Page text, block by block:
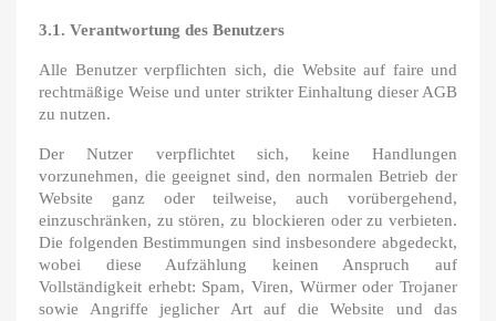
3.1. Verantwortung des Benutzers
Alle Benutzer verpflichten sich, die Website auf faire und
rechtmäßige Weise und unter strikter Einhaltung dieser AGB
zu nutzen.
Der Nutzer verpflichtet sich, keine Handlungen
vorzunehmen, die geeignet sind, den normalen Betrieb der
Website ganz oder teilweise, auch vorübergehend,
einzuschränken, zu stören, zu blockieren oder zu verbieten.
Die folgenden Bestimmungen sind insbesondere abgedeckt,
wobei diese Aufzählung keinen Anspruch auf
Vollständigkeit erhebt: Spam, Viren, Würmer oder Trojaner
sowie Angriffe jeglicher Art auf die Website und das